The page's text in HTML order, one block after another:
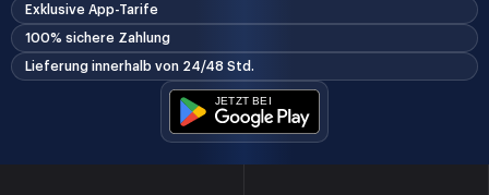
Exklusive App-Tarife
100% sichere Zahlung
Lieferung innerhalb von 24/48 Std.